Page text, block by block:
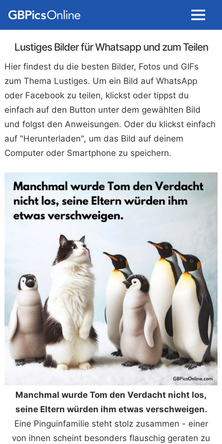
Menu
Lustiges Bilder für Whatsapp und zum Teilen
Hier findest du die besten Bilder, Fotos und GIFs
zum Thema Lustiges. Um ein Bild auf WhatsApp
oder Facebook zu teilen, klickst oder tippst du
einfach auf den Button unter dem gewählten Bild
und folgst den Anweisungen. Oder du klickst einfach
auf "Herunterladen", um das Bild auf deinem
Computer oder Smartphone zu speichern.
Manchmal wurde Tom den Verdacht nicht los,
seine Eltern würden ihm etwas verschweigen.
Eine Pinguinfamilie steht stolz zusammen - einer
von ihnen scheint besonders flauschig geraten zu